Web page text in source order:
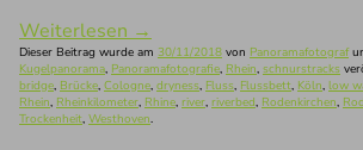
Weiterlesen →
Dieser Beitrag wurde am 30/11/2018 von Panoramafotograf
Kugelpanorama, Panoramafotografie, Rhein, schnurstracks
bridge, Brücke, Cologne, dryness, Fluss, Flussbett, Köln, low
Rhein, Rheinkilometer, Rhine, river, riverbed, Rodenkirchen,
Trockenheit, Westhoven.